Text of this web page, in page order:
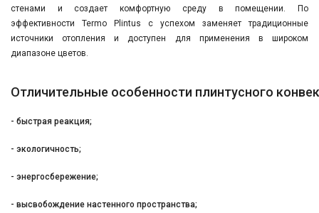
стенами и создает комфортную среду в помещении. По
эффективности Termo Plintus с успехом заменяет традиционные
источники отопления и доступен для применения в широком
диапазоне цветов.
Отличительные особенности плинтусного
- быстрая реакция;
- экологичность;
- энергосбережение;
- высвобождение настенного пространства;